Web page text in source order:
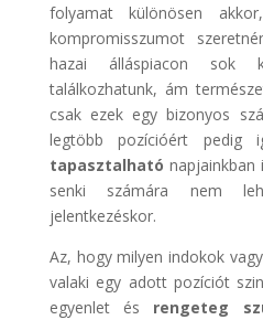
folyamat különösen
kompromisszumot
hazai álláspiacon sok
találkozhatunk, ám
csak ezek egy bizonyos
legtöbb pozícióért pedig
tapasztalható napjainkban
senki számára nem
jelentkezéskor.
Az, hogy milyen indokok
valaki egy adott pozíciót
egyenlet és
rengeteg